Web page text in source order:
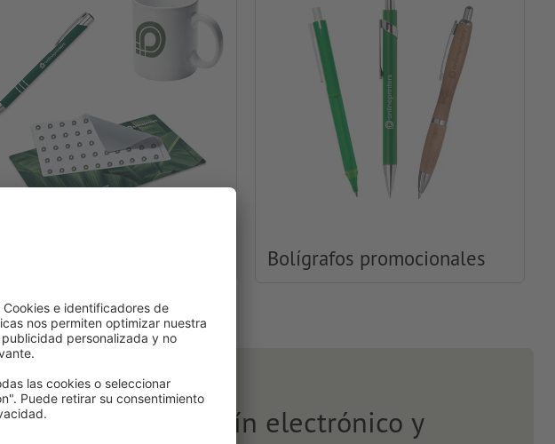
Bolígrafos promocionales
Suscríbete al boletín electrónico y